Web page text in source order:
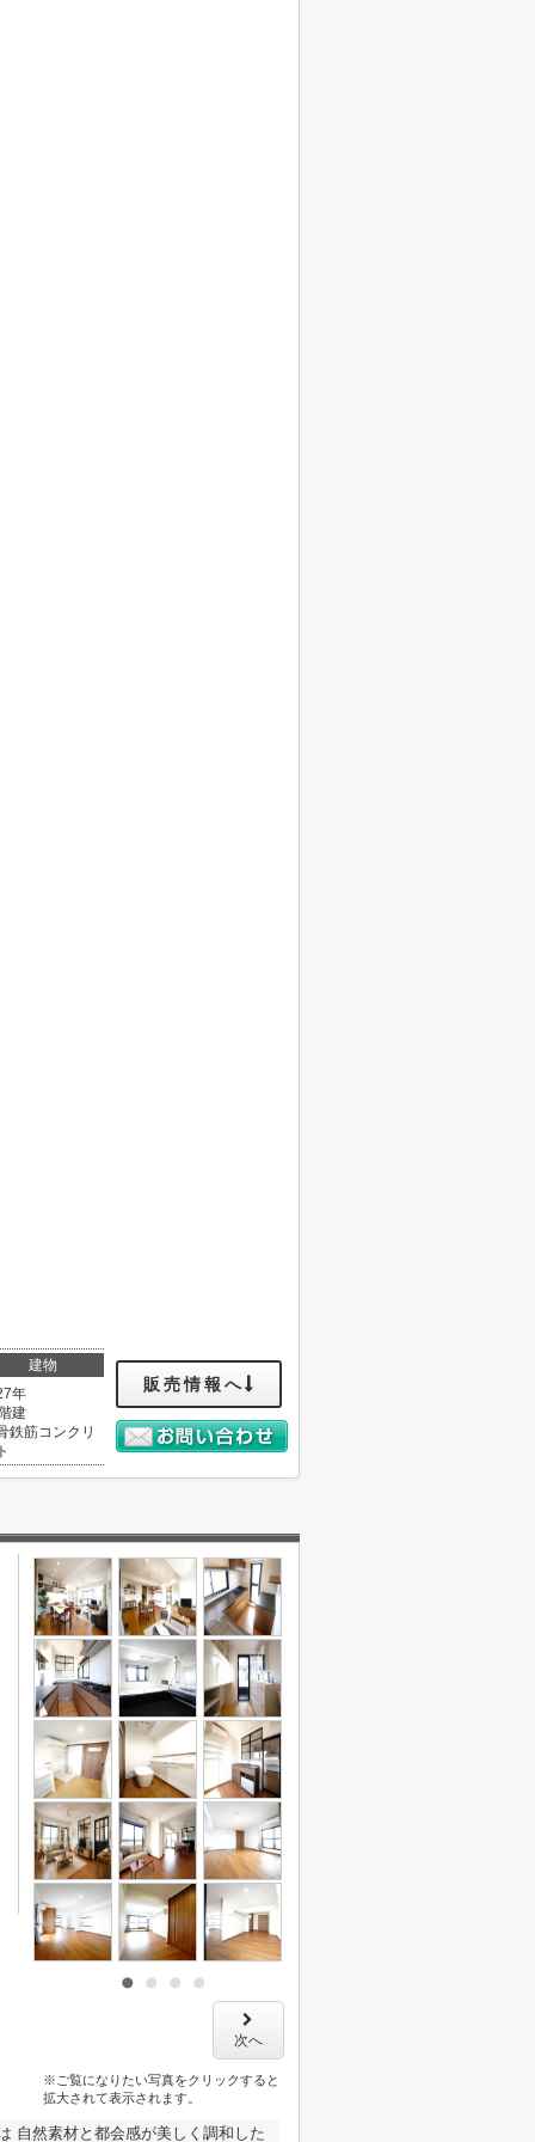
建物
年
建
鉄筋コンクリ
販売情報へ
次へ
※ご覧になりたい写真をクリックすると
拡大されて表示されます。
自然素材と都会感が美しく調和した